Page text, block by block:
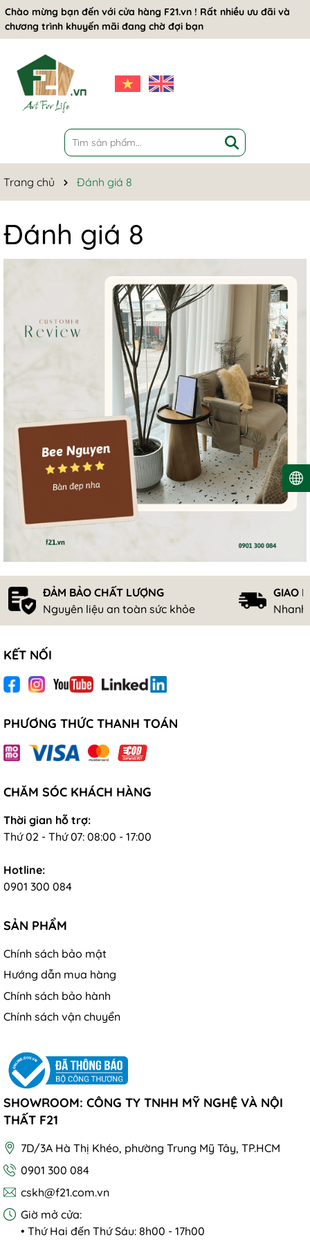
Chào mừng bạn đến với cửa hàng F21.vn ! Rất nhiều ưu đãi và
chương trình khuyến mãi đang chờ đợi bạn
Trang chủ Đánh giá 8
Đánh giá 8
ĐẢM BẢO CHẤT LƯỢNG
Nguyên liệu an toàn sức khỏe
GIAO
KẾT NỐI
PHƯƠNG THỨC THANH TOÁN
CHĂM SÓC KHÁCH HÀNG
Thời gian hỗ trợ:
Thứ 02 - Thứ 07: 08:00 - 17:00
Hotline:
0901 300 084
SẢN PHẨM
Chính sách bảo mật
Hướng dẫn mua hàng
Chính sách bảo hành
Chính sách vận chuyển
SHOWROOM: CÔNG TY TNHH MỸ NGHỆ VÀ NỘI
THẤT F21
7D/3A Hà Thị Khéo, phường Trung Mỹ Tây, TP.HCM
0901 300 084
cskh@f21.com.vn
Giờ mở cửa:
• Thứ Hai đến Thứ Sáu: 8h00 - 17h00